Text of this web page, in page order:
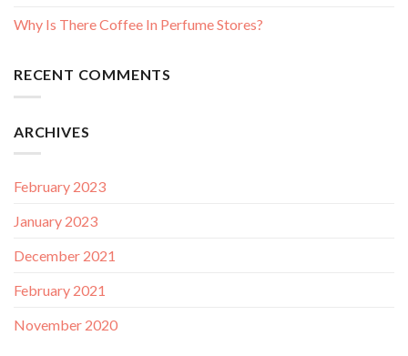
Why Is There Coffee In Perfume Stores?
RECENT COMMENTS
ARCHIVES
February 2023
January 2023
December 2021
February 2021
November 2020